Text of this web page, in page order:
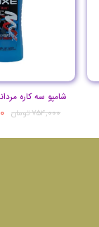
۷۵۴,۰۰۰ تومان